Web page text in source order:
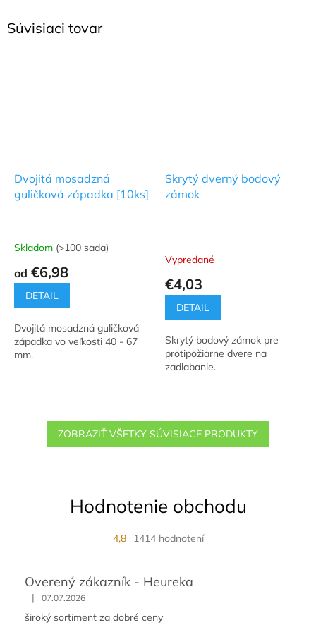
Súvisiaci tovar
Dvojitá mosadzná
guličková západka [10ks]
Priemerné
produktu
5,0
5
hviezdičiek.
Skladom (>100 sada)
od €6,98
DETAIL
Dvojitá mosadzná guličková
západka vo veľkosti 40 - 67
mm.
Skrytý dverný bodový
zámok
Vypredané
€4,03
DETAIL
Skrytý bodový zámok pre
protipožiarne dvere na
zadlabanie.
ZOBRAZIŤ VŠETKY SÚVISIACE PRODUKTY
Hodnotenie obchodu
4,8 1414 hodnotení
Overený zákazník - Heureka
| 07.07.2026
široký sortiment za dobré ceny